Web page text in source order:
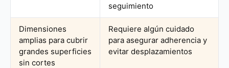
seguimiento
Dimensiones
amplias para cubrir
grandes superficies
sin cortes
Requiere algún cuidado
para asegurar adherencia y
evitar desplazamientos